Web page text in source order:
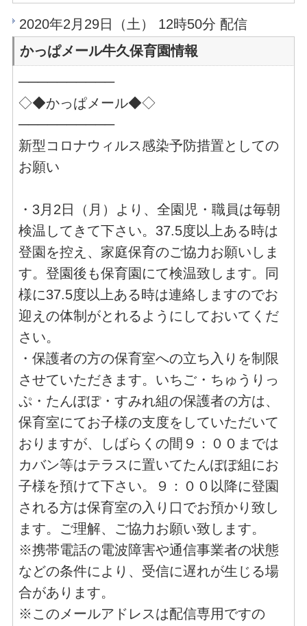
2020年2月29日（土） 12時50分 配信
かっぱメール牛久保育園情報
──────────
◇◆かっぱメール◆◇
──────────
新型コロナウィルス感染予防措置としての
お願い
・3月2日（月）より、全園児・職員は毎朝
検温してきて下さい。37.5度以上ある時は
登園を控え、家庭保育のご協力お願いしま
す。登園後も保育園にて検温致します。同
様に37.5度以上ある時は連絡しますのでお
迎えの体制がとれるようにしておいてくだ
さい。
・保護者の方の保育室への立ち入りを制限
させていただきます。いちご・ちゅうりっ
ぷ・たんぽぽ・すみれ組の保護者の方は、
保育室にてお子様の支度をしていただいて
おりますが、しばらくの間９：００までは
カバン等はテラスに置いてたんぽぽ組にお
子様を預けて下さい。９：００以降に登園
される方は保育室の入り口でお預かり致し
ます。ご理解、ご協力お願い致します。
※携帯電話の電波障害や通信事業者の状態
などの条件により、受信に遅れが生じる場
合があります。
※このメールアドレスは配信専用ですの